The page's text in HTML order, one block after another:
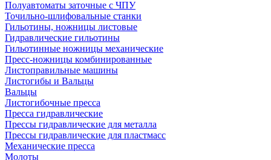
Полуавтоматы заточные с ЧПУ
Точильно-шлифовальные станки
Гильотины, ножницы листовые
Гидравлические гильотины
Гильотинные ножницы механические
Пресс-ножницы комбинированные
Листоправильные машины
Листогибы и Вальцы
Вальцы
Листогибочные пресса
Пресса гидравлические
Прессы гидравлические для металла
Прессы гидравлические для пластмасс
Механические пресса
Молоты